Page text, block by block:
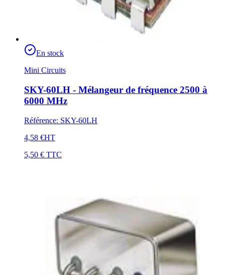
En stock
Mini Circuits
SKY-60LH - Mélangeur de fréquence 2500 à
6000 MHz
Référence: SKY-60LH
4,58 €HT
5,50 € TTC